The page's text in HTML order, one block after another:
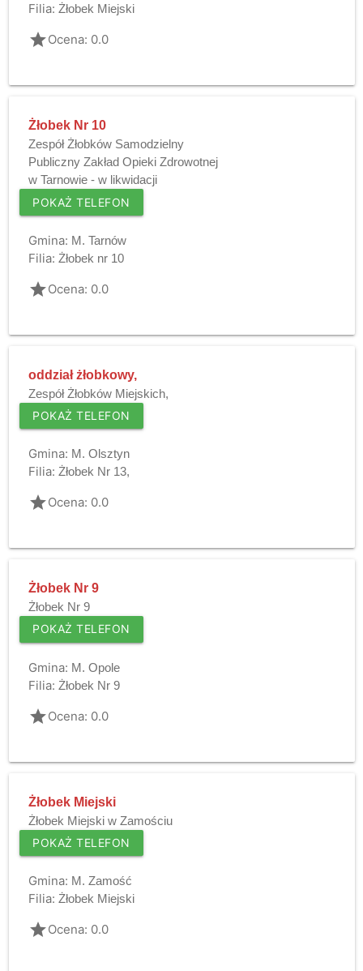
Filia: Żłobek Miejski
gradeOcena: 0.0
Żłobek Nr 10
Zespół Żłobków Samodzielny
Publiczny Zakład Opieki Zdrowotnej
w Tarnowie - w likwidacji
POKAŻ TELEFON
Gmina: M. Tarnów
Filia: Żłobek nr 10
gradeOcena: 0.0
oddział żłobkowy,
Zespół Żłobków Miejskich,
POKAŻ TELEFON
Gmina: M. Olsztyn
Filia: Żłobek Nr 13,
gradeOcena: 0.0
Żłobek Nr 9
Żłobek Nr 9
POKAŻ TELEFON
Gmina: M. Opole
Filia: Żłobek Nr 9
gradeOcena: 0.0
Żłobek Miejski
Żłobek Miejski w Zamościu
POKAŻ TELEFON
Gmina: M. Zamość
Filia: Żłobek Miejski
gradeOcena: 0.0